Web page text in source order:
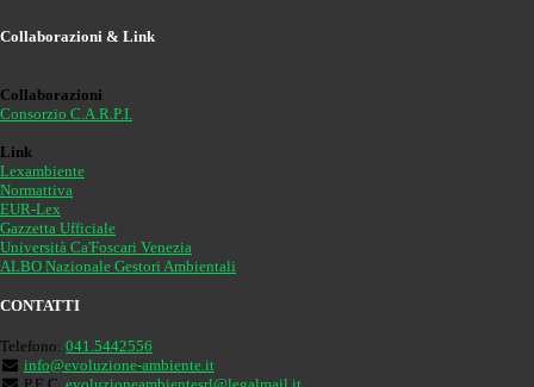
Collaborazioni & Link
Collaborazioni
Consorzio C.A.R.P.I.
Link
Lexambiente
Normattiva
EUR-Lex
Gazzetta Ufficiale
Università Ca'Foscari Venezia
ALBO Nazionale Gestori Ambientali
CONTATTI
Telefono: 041.5442556
info@evoluzione-ambiente.it